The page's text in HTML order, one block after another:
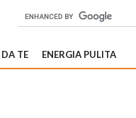
DA TE ENERGIA PULITA